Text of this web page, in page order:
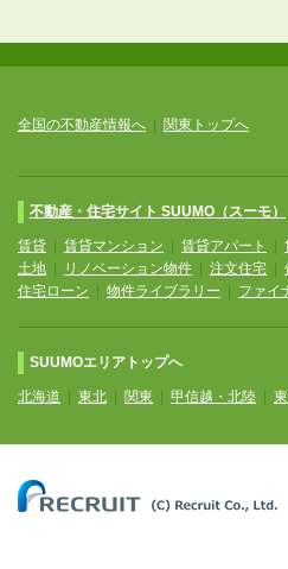
全国の不動産情報へ 関東トップへ
不動産・住宅サイト SUUMO（スーモ）
賃貸 賃貸マンション 賃貸アパート
土地
リノベーション物件 注文住宅
住宅ローン
物件ライブラリー ファイ
SUUMOエリアトップへ
北海道 東北 関東 甲信越・北陸